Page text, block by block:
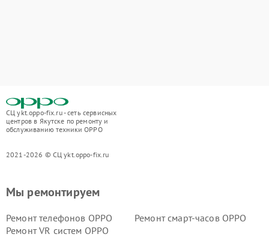
СЦ ykt.oppo-fix.ru - сеть сервисных
центров в Якутске по ремонту и
обслуживанию техники OPPO
2021-2026 © СЦ ykt.oppo-fix.ru
Мы ремонтируем
Ремонт телефонов OPPO
Ремонт смарт-часов OPPO
Ремонт VR систем OPPO